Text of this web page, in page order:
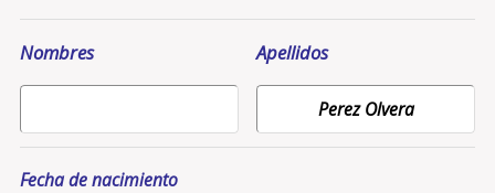
Nombres Apellidos
Fecha de nacimiento